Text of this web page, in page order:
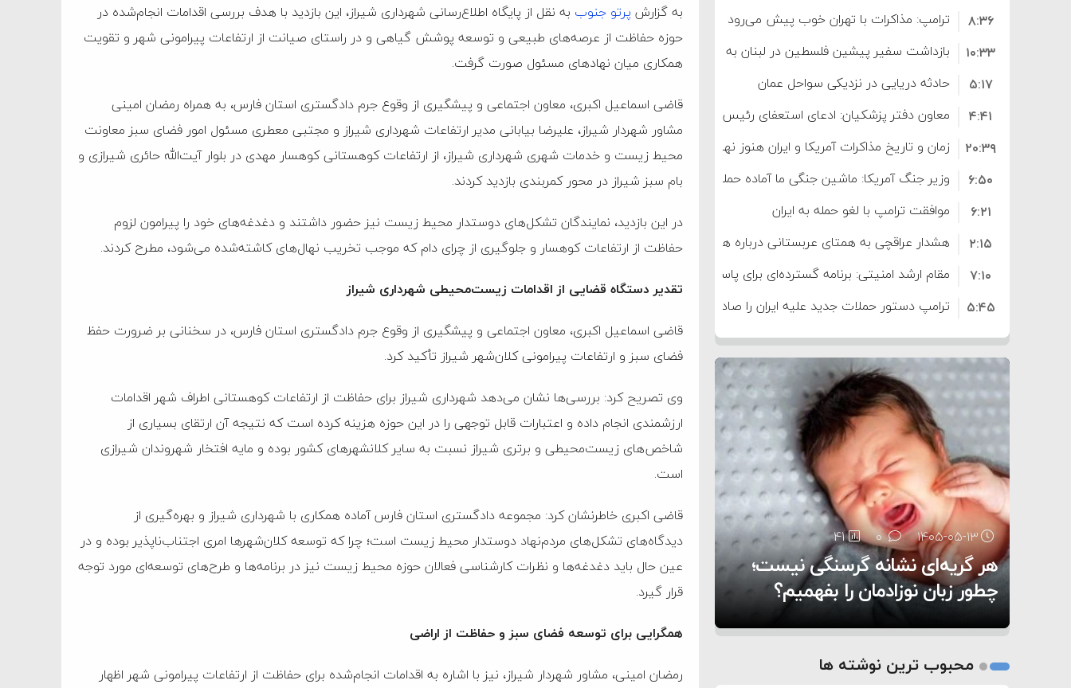
به گزارش پرتو جنوب به نقل از پایگاه اطلاع‌رسانی شهرداری شیراز، این بازدید با هدف بررسی اقدامات انجام‌شده در
حوزه حفاظت از عرصه‌های طبیعی و توسعه پوشش گیاهی و در راستای صیانت از ارتفاعات پیرامونی شهر و تقویت
همکاری میان نهادهای مسئول صورت گرفت.
قاضی اسماعیل اکبری، معاون اجتماعی و پیشگیری از وقوع جرم دادگستری استان فارس، به همراه رمضان امینی
مشاور شهردار شیراز، علیرضا بیابانی مدیر ارتفاعات شهرداری شیراز و مجتبی معطری مسئول امور فضای سبز معاونت
محیط زیست و خدمات شهری شهرداری شیراز، از ارتفاعات کوهستانی کوهسار مهدی در بلوار آیت‌الله حائری شیرازی و
بام سبز شیراز در محور کمربندی بازدید کردند.
در این بازدید، نمایندگان تشکل‌های دوستدار محیط زیست نیز حضور داشتند و دغدغه‌های خود را پیرامون لزوم
حفاظت از ارتفاعات کوهسار و جلوگیری از چرای دام که موجب تخریب نهال‌های کاشته‌شده می‌شود، مطرح کردند.
تقدیر دستگاه قضایی از اقدامات زیست‌محیطی شهرداری شیراز
قاضی اسماعیل اکبری، معاون اجتماعی و پیشگیری از وقوع جرم دادگستری استان فارس، در سخنانی بر ضرورت حفظ
فضای سبز و ارتفاعات پیرامونی کلان‌شهر شیراز تأکید کرد.
وی تصریح کرد: بررسی‌ها نشان می‌دهد شهرداری شیراز برای حفاظت از ارتفاعات کوهستانی اطراف شهر اقدامات
ارزشمندی انجام داده و اعتبارات قابل توجهی را در این حوزه هزینه کرده است که نتیجه آن ارتقای بسیاری از
شاخص‌های زیست‌محیطی و برتری شیراز نسبت به سایر کلانشهرهای کشور بوده و مایه افتخار شهروندان شیرازی
است.
قاضی اکبری خاطرنشان کرد: مجموعه دادگستری استان فارس آماده همکاری با شهرداری شیراز و بهره‌گیری از
دیدگاه‌های تشکل‌های مردم‌نهاد دوستدار محیط زیست است؛ چرا که توسعه کلان‌شهرها امری اجتناب‌ناپذیر بوده و در
عین حال باید دغدغه‌ها و نظرات کارشناسی فعالان حوزه محیط زیست نیز در برنامه‌ها و طرح‌های توسعه‌ای مورد توجه
قرار گیرد.
همگرایی برای توسعه فضای سبز و حفاظت از اراضی
رمضان امینی، مشاور شهردار شیراز، نیز با اشاره به اقدامات انجام‌شده برای حفاظت از ارتفاعات پیرامونی شهر اظهار
ترامپ: مذاکرات با تهران خوب پیش می‌رود
۸:۳۶
بازداشت سفیر پیشین فلسطین در لبنان به اتهام فساد و اختلاس اموال
۱۰:۳۳
حادثه دریایی در نزدیکی سواحل عمان
۵:۱۷
معاون دفتر پزشکیان: ادعای استعفای رئیس‌جمهور واهی و کذب محض
است
۴:۴۱
زمان و تاریخ مذاکرات آمریکا و ایران هنوز نهایی نشده است
۲۰:۳۹
وزیر جنگ آمریکا: ماشین جنگی ما آماده حمله نظامی علیه ایران است
۶:۵۰
موافقت ترامپ با لغو حمله به ایران
۶:۲۱
هشدار عراقچی به همتای عربستانی درباره همراهی با آمریکا
۲:۱۵
مقام ارشد امنیتی: برنامه گسترده‌ای برای پاسخ به دیوانگی آمریکا داریم
۷:۱۰
ترامپ دستور حملات جدید علیه ایران را صادر کرد
۵:۴۵
سپاه: دو نفتکش متخلف مورد اصابت قرار گرفته و متوقف شدند
۱۲:۵۹
ترامپ مدعی توافق تاریخی برای خلع سلاح کامل حماس شد
۸:۵۷
اعتراض عراقچی به همتای بلغارستانی به دلیل کمک به آمریکا در حملات به
ایران
۱۶:۱۹
کشورهایی که به متجاوزان کمک می کنند پاسخ سختی خواهند گرفت
۱۰:۱۵
سنتکام پایان تجاوز جدید به ایران را اعلام کرد
۶:۰۵
۱۴۰۵-۰۵-۱۳ 0
41
هر گریه‌ای نشانه گرسنگی نیست؛
چطور زبان نوزادمان را بفهمیم؟
۱۴۰۵-۰۵-۱۲ 0
29
تغذیه پدر می‌تواند بر سلامت نوزاد
تأثیر بگذارد
۱۴۰۵-۰۵-۱۲ 0
14
روی دیگر زندگی
2
محبوب ترین نوشته ها